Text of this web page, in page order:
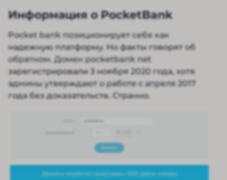
Информация о PocketBank
Pocket bank позиционирует себя как
надежную платформу. Но факты говорят об
обратном. Домен pocketbank net
зарегистрировали 3 ноября 2020 года, хотя
админы утверждают о работе с апреля 2017
года без доказательств. Странно.